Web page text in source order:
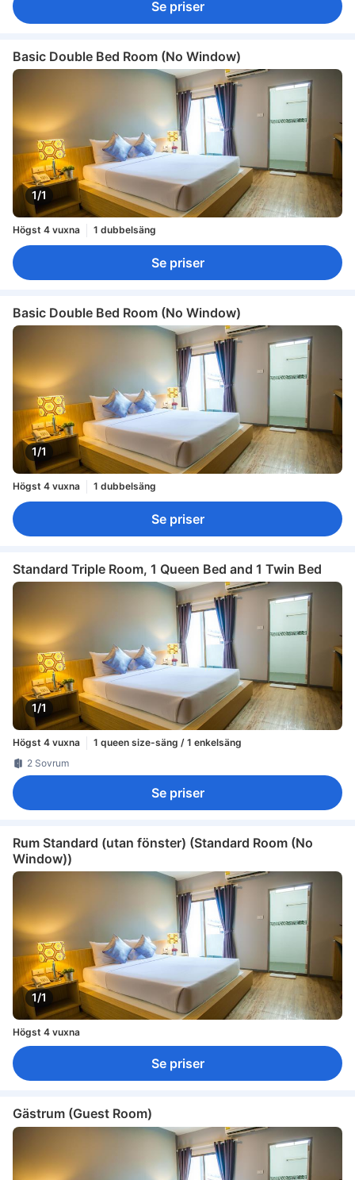
Se priser
Basic Double Bed Room (No Window)
1/1
Högst 4 vuxna 1 dubbelsäng
Se priser
Basic Double Bed Room (No Window)
1/1
Högst 4 vuxna 1 dubbelsäng
Se priser
Standard Triple Room, 1 Queen Bed and 1 Twin Bed
1/1
Högst 4 vuxna
1 queen size-säng / 1 enkelsäng
2 Sovrum
Se priser
Rum Standard (utan fönster) (Standard Room (No
Window))
1/1
Högst 4 vuxna
Se priser
Gästrum (Guest Room)